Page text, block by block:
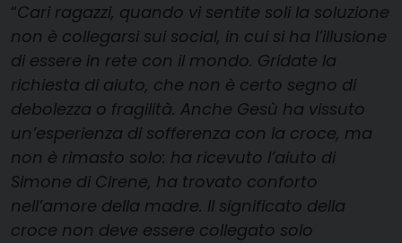
“Cari ragazzi, quando vi sentite soli la soluzione
non è collegarsi sui social, in cui si ha l’illusione
di essere in rete con il mondo. Gridate la
richiesta di aiuto, che non è certo segno di
debolezza o fragilità. Anche Gesù ha vissuto
un’esperienza di sofferenza con la croce, ma
non è rimasto solo: ha ricevuto l’aiuto di
Simone di Cirene, ha trovato conforto
nell’amore della madre. Il significato della
croce non deve essere collegato solo